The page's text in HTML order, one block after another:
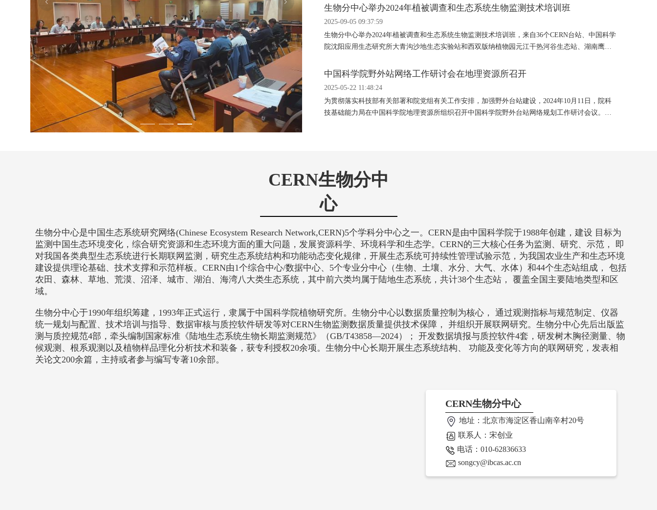
生物分中心举办2024年植被调查和生态系统生物监测技术培训班
2025-09-05 09:37:59
生物分中心举办2024年植被调查和生态系统生物监测技术培训班，来自36个CERN台站、中国科学
院沈阳应用生态研究所大青沟沙地生态实验站和西双版纳植物园元江干热河谷生态站、湖南鹰嘴
中国科学院野外站网络工作研讨会在地理资源所召开
2025-05-22 11:48:24
为贯彻落实科技部有关部署和院党组有关工作安排，加强野外台站建设，2024年10月11日，院科
技基础能力局在中国科学院地理资源所组织召开中国科学院野外台站网络规划工作研讨会议。院
CERN生物分中
心
生物分中心是中国生态系统研究网络(Chinese Ecosystem Research Network,CERN)5个学科分中心之一。CERN是由中国科学院于1988年创建，建设 目标为
监测中国生态环境变化，综合研究资源和生态环境方面的重大问题，发展资源科学、环境科学和生态学。CERN的三大核心任务为监测、研究、示范， 即
对我国各类典型生态系统进行长期联网监测，研究生态系统结构和功能动态变化规律，开展生态系统可持续性管理试验示范，为我国农业生产和生态环境
建设提供理论基础、技术支撑和示范样板。CERN由1个综合中心/数据中心、5个专业分中心（生物、土壤、水分、大气、水体）和44个生态站组成， 包括
农田、森林、草地、荒漠、沼泽、城市、湖泊、海湾八大类生态系统，其中前六类均属于陆地生态系统，共计38个生态站， 覆盖全国主要陆地类型和区
域。
生物分中心于1990年组织筹建，1993年正式运行，隶属于中国科学院植物研究所。生物分中心以数据质量控制为核心， 通过观测指标与规范制定、仪器
统一规划与配置、技术培训与指导、数据审核与质控软件研发等对CERN生物监测数据质量提供技术保障， 并组织开展联网研究。生物分中心先后出版监
测与质控规范4部，牵头编制国家标准《陆地生态系统生物长期监测规范》（GB/T43858—2024）； 开发数据填报与质控软件4套，研发树木胸径测量、物
候观测、根系观测以及植物样品理化分析技术和装备，获专利授权20余项。生物分中心长期开展生态系统结构、 功能及变化等方向的联网研究，发表相
关论文200余篇，主持或者参与编写专著10余部。
CERN生物分中心
地址：北京市海淀区香山南辛村20号
联系人：宋创业
电话：010-62836633
songcy@ibcas.ac.cn